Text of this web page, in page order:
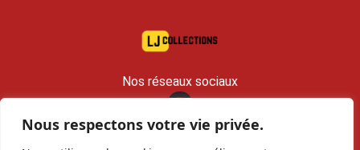
Nous respectons votre vie privée.
Nos réseaux sociaux
contact@lj-collections.com